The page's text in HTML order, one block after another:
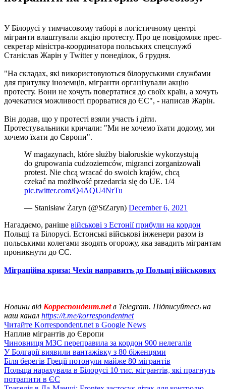
У Білорусі у тимчасовому таборі в логістичному центрі
мігранти влаштували акцію протесту. Про це повідомляє прес-
секретар міністра-координатора польських спецслужб
Станіслав Жарін у Twitter у понеділок, 6 грудня.
"На складах, які використовуються білоруськими службами
для притулку іноземців, мігранти організували акцію
протесту. Вони не хочуть повертатися до своїх країн, а хочуть
дочекатися можливості прорватися до ЄС", - написав Жарін.
Він додав, що у протесті взяли участь і діти.
Протестувальники кричали: "Ми не хочемо їхати додому, ми
хочемо їхати до Європи".
W magazynach, które służby białoruskie wykorzystują
do grupowania cudzoziemców, migranci zorganizowali
protest. Nie chcą wracać do swoich krajów, chcą
czekać na możliwość przedarcia się do UE. 1/4
pic.twitter.com/Q4AQU4NrTu
— Stanisław Żaryn (@StZaryn) December 6, 2021
Нагадаємо, раніше військові з Естонії прибули на кордон
Польщі та Білорусі. Естонські військові інженери разом із
польськими колегами зводять огорожу, яка завадить мігрантам
проникнути до ЄС.
Міграційна криза: Чехія направить до Польщі військових
Новини від Корреспондент.netв Telegram. Підписуйтесь на
наш канал https://t.me/korrespondentnet
Читайте Korrespondent.net в Google News
Наплив мігрантів до Європи
Чиновниця МЗС переправила за кордон 900 нелегалів
У Болгарії виявили вантажівку з 80 біженцями
Біля берегів Греції потонули майже 80 мігрантів
Польща нарахувала в Білорусі 10 тис. мігрантів, які прагнуть
потрапити в ЄС